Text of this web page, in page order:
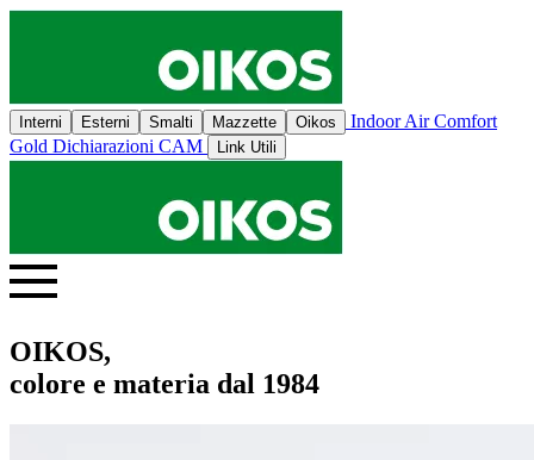
Interni Esterni Smalti Mazzette Oikos
Indoor Air Comfort
Gold Dichiarazioni CAM Link Utili
OIKOS,
colore e materia dal 1984